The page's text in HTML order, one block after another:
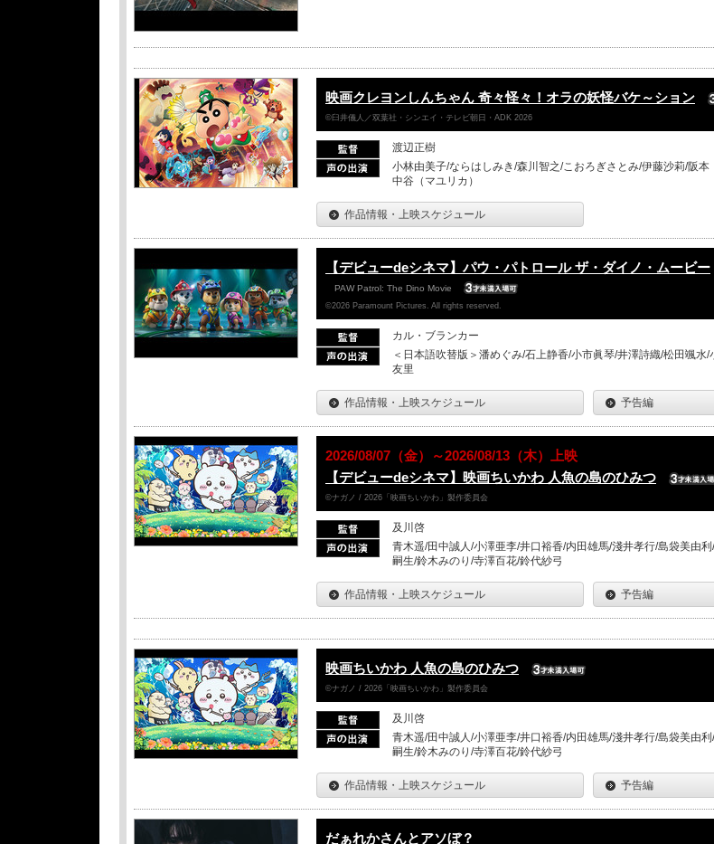
映画クレヨンしんちゃん 奇々怪々！オラの妖怪バケ～ション
©臼井儀人／双葉社・シンエイ・テレビ朝日・ADK 2026
渡辺正樹
小林由美子/ならはしみき/森川智之/こおろぎさとみ/伊藤沙莉/阪本
中谷（マユリカ）
作品情報・上映スケジュール
【デビューdeシネマ】パウ・パトロール ザ・ダイノ・ムービー
PAW Patrol: The Dino Movie
©2026 Paramount Pictures. All rights reserved.
カル・ブランカー
＜日本語吹替版＞潘めぐみ/石上静香/小市眞琴/井澤詩織/松田颯水/
友里
作品情報・上映スケジュール 予告編
2026/08/07（金）～2026/08/13（木）上映
【デビューdeシネマ】映画ちいかわ 人魚の島のひみつ
©ナガノ / 2026「映画ちいかわ」製作委員会
及川啓
青木遥/田中誠人/小澤亜李/井口裕香/内田雄馬/淺井孝行/島袋美由
嗣生/鈴木みのり/寺澤百花/鈴代紗弓
作品情報・上映スケジュール 予告編
映画ちいかわ 人魚の島のひみつ
©ナガノ / 2026「映画ちいかわ」製作委員会
及川啓
青木遥/田中誠人/小澤亜李/井口裕香/内田雄馬/淺井孝行/島袋美由
嗣生/鈴木みのり/寺澤百花/鈴代紗弓
作品情報・上映スケジュール 予告編
だぁれかさんとアソぼ？